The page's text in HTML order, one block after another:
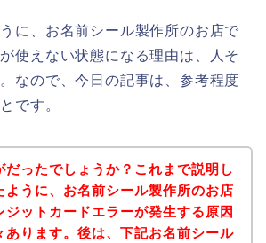
に、お名前シール製作所のお店で
使えない状態になる理由は、人そ
なので、今日の記事は、参考程度
です。
だったでしょうか？これまで説明し
ように、お名前シール製作所のお店
ジットカードエラーが発生する原因
あります。後は、下記お名前シール